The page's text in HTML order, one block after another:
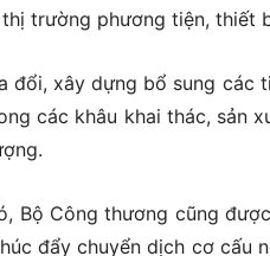
trường phương tiện, thiết
đổi, xây dựng bổ sung các
các khâu khai thác, sản
Bộ Công thương cũng
đẩy chuyển dịch cơ cấu